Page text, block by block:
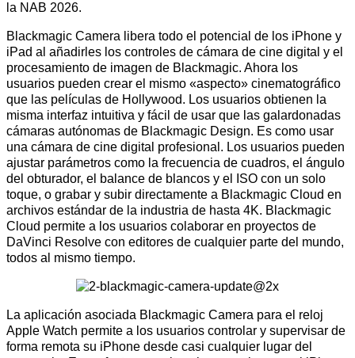
la NAB 2026.
Blackmagic Camera libera todo el potencial de los iPhone y
iPad al añadirles los controles de cámara de cine digital y el
procesamiento de imagen de Blackmagic. Ahora los
usuarios pueden crear el mismo «aspecto» cinematográfico
que las películas de Hollywood. Los usuarios obtienen la
misma interfaz intuitiva y fácil de usar que las galardonadas
cámaras autónomas de Blackmagic Design. Es como usar
una cámara de cine digital profesional. Los usuarios pueden
ajustar parámetros como la frecuencia de cuadros, el ángulo
del obturador, el balance de blancos y el ISO con un solo
toque, o grabar y subir directamente a Blackmagic Cloud en
archivos estándar de la industria de hasta 4K. Blackmagic
Cloud permite a los usuarios colaborar en proyectos de
DaVinci Resolve con editores de cualquier parte del mundo,
todos al mismo tiempo.
La aplicación asociada Blackmagic Camera para el reloj
Apple Watch permite a los usuarios controlar y supervisar de
forma remota su iPhone desde casi cualquier lugar del